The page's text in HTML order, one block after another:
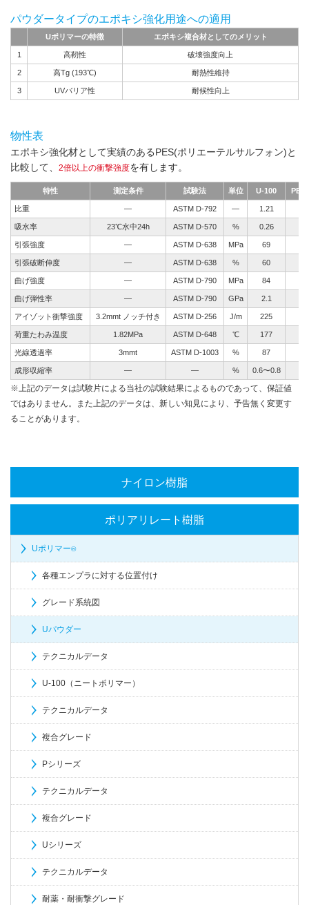
パウダータイプのエポキシ強化用途への適用
Uポリマーの特徴 エポキシ複合材としてのメリット
1 高靭性 破壊強度向上
2 高Tg (193℃) 耐熱性維持
3 UVバリア性 耐候性向上
物性表
エポキシ強化材として実績のあるPES(ポリエーテルサルフォン)と
比較して、
2倍以上の衝撃強度を有します。
特性 測定条件 試験法 単位 U-100 PES
比重 — ASTM D-792 — 1.21
吸水率 23℃水中24h ASTM D-570 % 0.26
引張強度 — ASTM D-638 MPa 69
引張破断伸度 — ASTM D-638 % 60
曲げ強度 — ASTM D-790 MPa 84
曲げ弾性率 — ASTM D-790 GPa 2.1
アイゾット衝撃強度 3.2mmt ノッチ付き ASTM D-256 J/m 225
荷重たわみ温度 1.82MPa ASTM D-648 ℃ 177
光線透過率 3mmt ASTM D-1003 % 87
成形収縮率 — — % 0.6〜0.8
※上記のデータは試験片による当社の試験結果によるものであって、保証値
ではありません。また上記のデータは、新しい知見により、予告無く変更す
ることがあります。
ナイロン樹脂
ポリアリレート樹脂
Uポリマー®
各種エンプラに対する位置付け
グレード系統図
Uパウダー
テクニカルデータ
U-100（ニートポリマー）
テクニカルデータ
複合グレード
Pシリーズ
テクニカルデータ
複合グレード
Uシリーズ
テクニカルデータ
耐薬・耐衝撃グレード